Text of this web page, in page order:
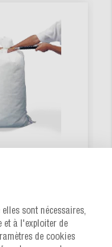
sont nécessaires,
et à l'exploiter de
de cookies